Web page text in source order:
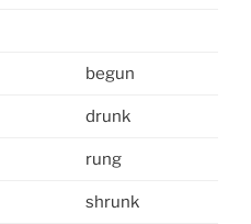
begun
drunk
rung
shrunk